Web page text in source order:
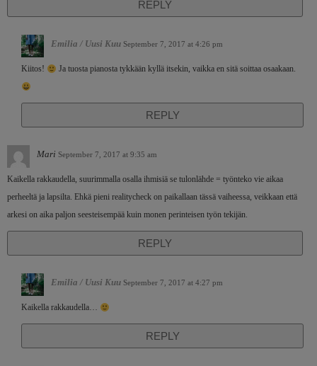
REPLY
Emilia / Uusi Kuu September 7, 2017 at 4:26 pm
Kiitos! Ja tuosta pianosta tykkään kyllä itsekin, vaikka en sitä soittaa osaakaan.
REPLY
Mari September 7, 2017 at 9:35 am
Kaikella rakkaudella, suurimmalla osalla ihmisiä se tulonlähde = työnteko vie aikaa
perheeltä ja lapsilta. Ehkä pieni realitycheck on paikallaan tässä vaiheessa, veikkaan että
arkesi on aika paljon seesteisempää kuin monen perinteisen työn tekijän.
REPLY
Emilia / Uusi Kuu September 7, 2017 at 4:27 pm
Kaikella rakkaudella…
REPLY